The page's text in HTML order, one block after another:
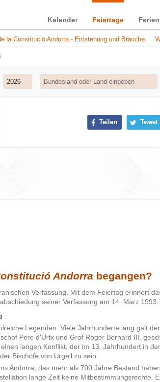
Kalender Feiertage Ferien
la Constitució Andorra - Entstehung und Bräuche
Teilen Tweet
Andorra begangen?
Verfassung. Mit dem Feiertag erinnert
seiner Verfassung am 14. März 1993.
Legenden. Viele Jahrhunderte lang galt
Pere d'Urtx und Graf Roger Bernard III.
langen Konflikt, der im 13. Jahrhundert in
Bischöfe von Urgell zu sein.
Andorra, das mehr als 700 Jahre Bestand
lange Zeit keine Mitbestimmungsrechte.